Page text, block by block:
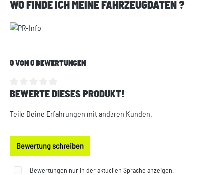
WO FINDE ICH MEINE FAHRZEUGDATEN ?
0 VON 0 BEWERTUNGEN
Durchschnittliche Bewertung von 0 von 5 Sternen
BEWERTE DIESES PRODUKT!
Teile Deine Erfahrungen mit anderen Kunden.
Bewertung schreiben
Bewertungen nur in der aktuellen Sprache anzeigen.